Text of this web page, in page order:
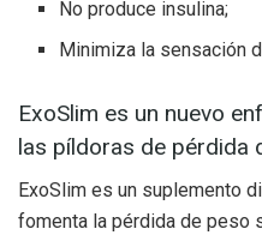
No produce insulina;
Minimiza la sensación
ExoSlim es un nuevo
las píldoras de pérdida
ExoSlim es un suplemento
fomenta la pérdida de peso